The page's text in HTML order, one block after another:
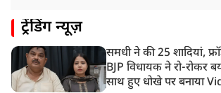
रांची: छात्रों और झारखंड सरकार के बीच आज
8:22 AM
देशभर में आज से 'हर घर तिरंगा' अभियान,
ट्रेंडिंग न्यूज़
समधी ने की 25 शादियां,
BJP विधायक ने रो-रोकर
साथ हुए धोखे पर बनाया